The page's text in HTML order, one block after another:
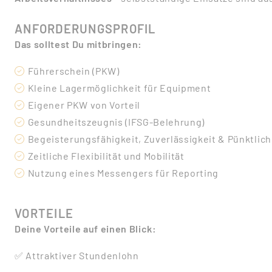
ANFORDERUNGSPROFIL
Das solltest Du mitbringen:
Führerschein (PKW)
Kleine Lagermöglichkeit für Equipment
Eigener PKW von Vorteil
Gesundheitszeugnis (IFSG-Belehrung)
Begeisterungsfähigkeit, Zuverlässigkeit &
Zeitliche Flexibilität und Mobilität
Nutzung eines Messengers für Reporting
VORTEILE
Deine Vorteile auf einen Blick:
✅ Attraktiver Stundenlohn